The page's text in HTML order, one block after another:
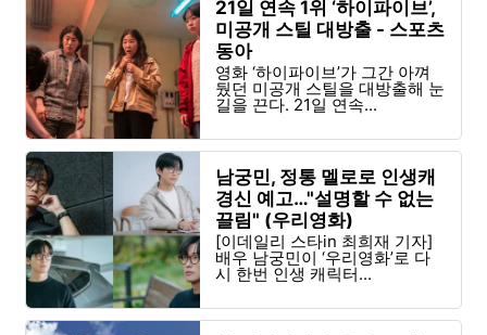
21일 연속 1위 ‘하이파이브’,
미공개 스틸 대방출 - 스포츠
동아
영화 ‘하이파이브’가 그간 아껴
뒀던 미공개 스틸을 대방출해 눈
길을 끈다. 21일 연속...
남궁민, 정통 멜로로 인생캐
경신 예고…"설명할 수 없는
끌림" (우리영화)
[이데일리 스타in 최희재 기자]
배우 남궁민이 ‘우리영화’로 다
시 한번 인생 캐릭터...